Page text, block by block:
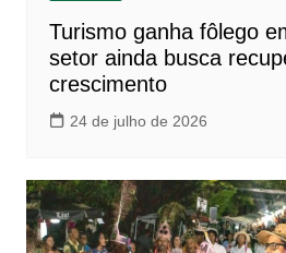
Turismo ganha fôlego
setor ainda busca
crescimento
24 de julho de 2026